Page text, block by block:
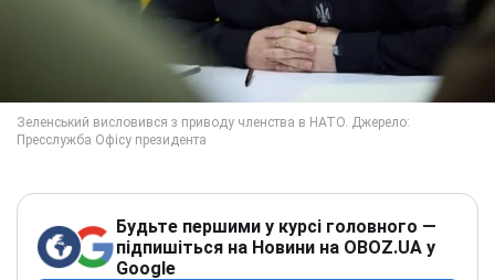
Будьте першими у курсі головного —
підпишіться на Новини на OBOZ.UA у
Google